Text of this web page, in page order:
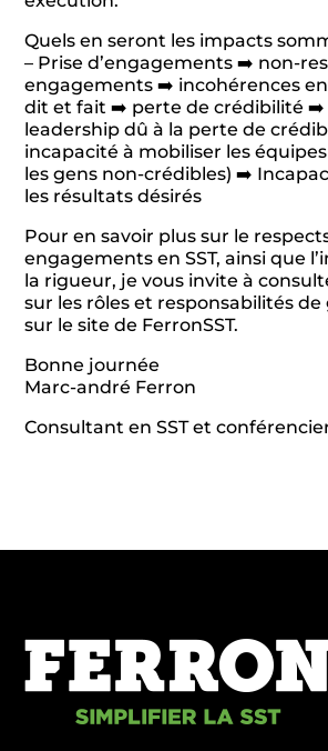
Quels en seront les impacts
– Prise d’engagements ➡️ non-
engagements ➡️ incohérences
dit et fait ➡️ perte de crédibilité ➡️
leadership dû à la perte de
incapacité à mobiliser les
les gens non-crédibles) ➡️
les résultats désirés
Pour en savoir plus sur le
engagements en SST, ainsi que
la rigueur, je vous invite à
sur les rôles et responsabilités de
sur le site de FerronSST.
Bonne journée
Marc-andré Ferron
Consultant en SST et